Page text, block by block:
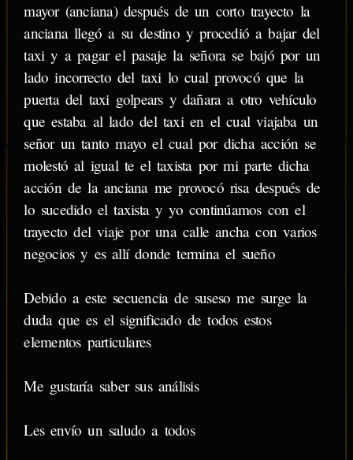
mayor (anciana) después de un corto trayecto la
anciana llegó a su destino y procedió a bajar del
taxi y a pagar el pasaje la señora se bajó por un
lado incorrecto del taxi lo cual provocó que la
puerta del taxi golpears y dañara a otro vehículo
que estaba al lado del taxi en el cual viajaba un
señor un tanto mayo el cual por dicha acción se
molestó al igual te el taxista por mi parte dicha
acción de la anciana me provocó risa después de
lo sucedido el taxista y yo continúamos con el
trayecto del viaje por una calle ancha con varios
negocios y es allí donde termina el sueño
Debido a este secuencia de suseso me surge la
duda que es el significado de todos estos
elementos particulares
Me gustaría saber sus análisis
Les envío un saludo a todos